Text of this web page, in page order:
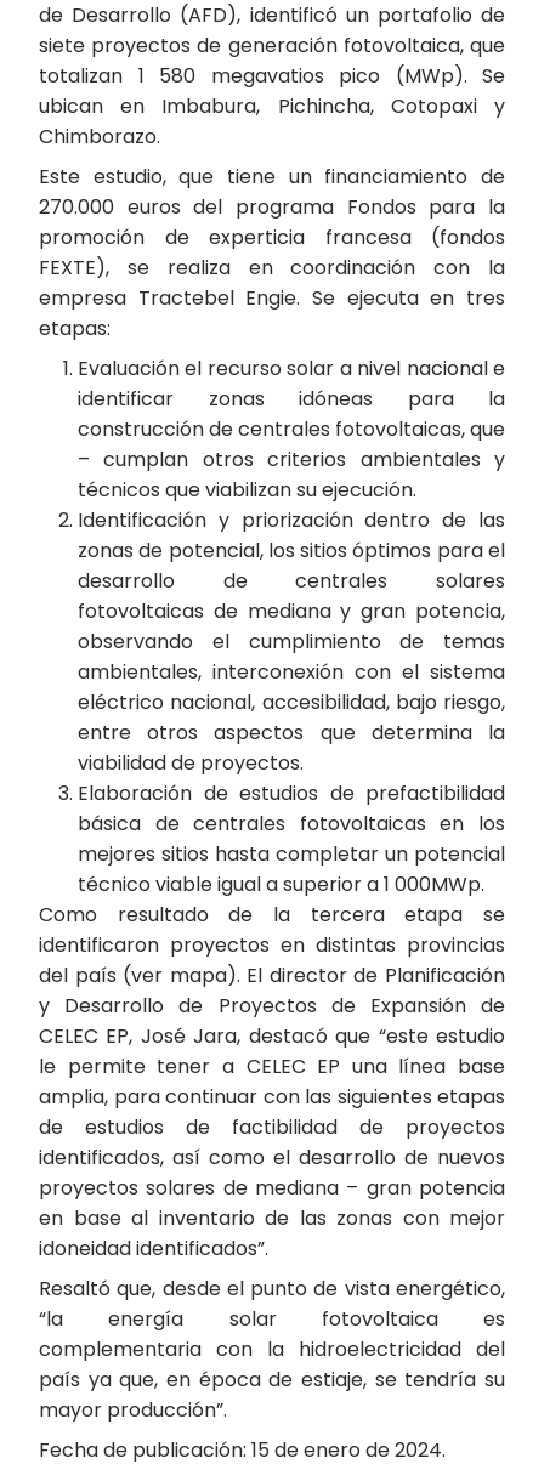
de Desarrollo (AFD), identificó un portafolio de
siete proyectos de generación fotovoltaica, que
totalizan 1 580 megavatios pico (MWp). Se
ubican en Imbabura, Pichincha, Cotopaxi y
Chimborazo.
Este estudio, que tiene un financiamiento de
270.000 euros del programa Fondos para la
promoción de experticia francesa (fondos
FEXTE), se realiza en coordinación con la
empresa Tractebel Engie. Se ejecuta en tres
etapas:
Evaluación el recurso solar a nivel nacional e
identificar zonas idóneas para la
construcción de centrales fotovoltaicas, que
– cumplan otros criterios ambientales y
técnicos que viabilizan su ejecución.
Identificación y priorización dentro de las
zonas de potencial, los sitios óptimos para el
desarrollo de centrales solares
fotovoltaicas de mediana y gran potencia,
observando el cumplimiento de temas
ambientales, interconexión con el sistema
eléctrico nacional, accesibilidad, bajo riesgo,
entre otros aspectos que determina la
viabilidad de proyectos.
Elaboración de estudios de prefactibilidad
básica de centrales fotovoltaicas en los
mejores sitios hasta completar un potencial
técnico viable igual a superior a 1 000MWp.
Como resultado de la tercera etapa se
identificaron proyectos en distintas provincias
del país (ver mapa). El director de Planificación
y Desarrollo de Proyectos de Expansión de
CELEC EP, José Jara, destacó que “este estudio
le permite tener a CELEC EP una línea base
amplia, para continuar con las siguientes etapas
de estudios de factibilidad de proyectos
identificados, así como el desarrollo de nuevos
proyectos solares de mediana – gran potencia
en base al inventario de las zonas con mejor
idoneidad identificados”.
Resaltó que, desde el punto de vista energético,
“la energía solar fotovoltaica es
complementaria con la hidroelectricidad del
país ya que, en época de estiaje, se tendría su
mayor producción”.
Fecha de publicación: 15 de enero de 2024.